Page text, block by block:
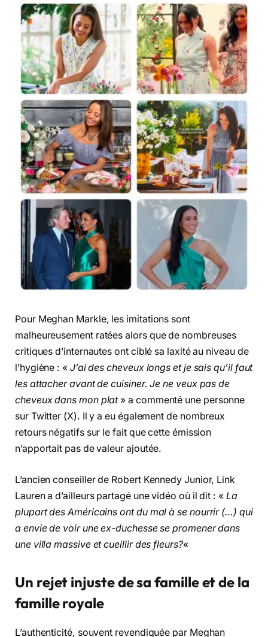
Pour Meghan Markle, les imitations sont
malheureusement ratées alors que de nombreuses
critiques d’internautes ont ciblé sa laxité au niveau de
l’hygiène : « J’ai des cheveux longs et je sais qu’il faut
les attacher avant de cuisiner. Je ne veux pas de
cheveux dans mon plat» a commenté une personne
sur Twitter (X). Il y a eu également de nombreux
retours négatifs sur le fait que cette émission
n’apportait pas de valeur ajoutée.
L’ancien conseiller de Robert Kennedy Junior, Link
Lauren a d’ailleurs partagé une vidéo où il dit : « La
plupart des Américains ont du mal à se nourrir (…) qui
a envie de voir une ex-duchesse se promener dans
une villa massive et cueillir des fleurs?«
Un rejet injuste de sa famille et de la
famille royale
L’authenticité, souvent revendiquée par Meghan